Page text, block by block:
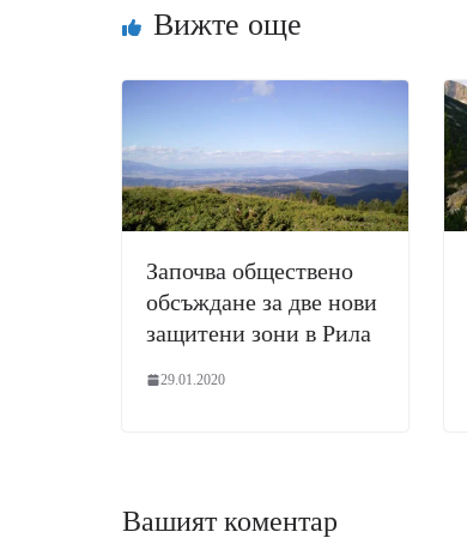
Вижте още
Започва обществено
обсъждане за две нови
защитени зони в Рила
29.01.2020
Вашият коментар